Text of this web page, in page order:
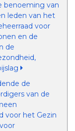
benoeming van
leden van het
voor
en de
de
de
van de
voor het Gezin